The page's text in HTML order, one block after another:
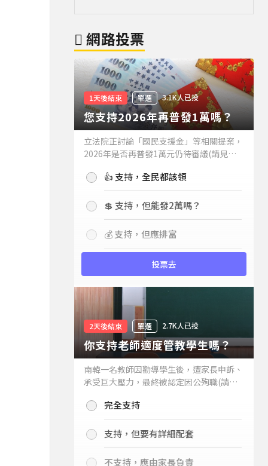
網路投票
1天後結束 單選 3.1K人已投
您支持2026年再普發1萬嗎？
立法院正討論「國民支援金」等相關提案，
2026年是否再普發1萬元仍待審議(請見下
持嗎？👍 支持，全民都該領
💲 支持，但能發2萬嗎？
💰 支持，但應排富
投票去
2天後結束 單選 2.7K人已投
你支持老師適度管教學生嗎？
南韓一名教師因勸導學生後，遭家長申訴、
承受巨大壓力，最終被認定因公殉職(請見
你支持老師適度管教學生嗎？
完全支持
支持，但要有詳細配套
不支持，應由家長負責